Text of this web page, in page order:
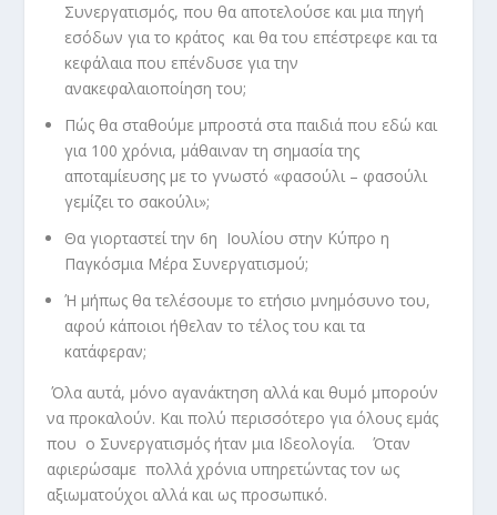
Συνεργατισμός, που θα αποτελούσε και μια πηγή
εσόδων για το κράτος και θα του επέστρεφε και τα
κεφάλαια που επένδυσε για την
ανακεφαλαιοποίηση του;
Πώς θα σταθούμε μπροστά στα παιδιά που εδώ και
για 100 χρόνια, μάθαιναν τη σημασία της
αποταμίευσης με το γνωστό «φασούλι – φασούλι
γεμίζει το σακούλι»;
Θα γιορταστεί την 6η Ιουλίου στην Κύπρο η
Παγκόσμια Μέρα Συνεργατισμού;
Ή μήπως θα τελέσουμε το ετήσιο μνημόσυνο του,
αφού κάποιοι ήθελαν το τέλος του και τα
κατάφεραν;
Όλα αυτά, μόνο αγανάκτηση αλλά και θυμό μπορούν
να προκαλούν. Και πολύ περισσότερο για όλους εμάς
που ο Συνεργατισμός ήταν μια Ιδεολογία. Όταν
αφιερώσαμε πολλά χρόνια υπηρετώντας τον ως
αξιωματούχοι αλλά και ως προσωπικό.